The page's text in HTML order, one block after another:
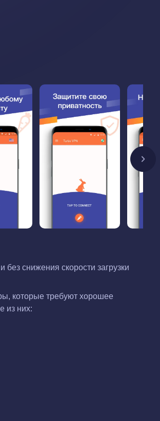
снижения скорости загрузки
которые требуют хорошее
из них: